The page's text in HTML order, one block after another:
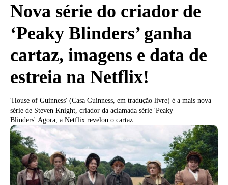
Nova série do criador de
‘Peaky Blinders’ ganha
cartaz, imagens e data de
estreia na Netflix!
'House of Guinness' (Casa Guinness, em tradução livre) é a mais nova
série de Steven Knight, criador da aclamada série 'Peaky
Blinders'.Agora, a Netflix revelou o cartaz...